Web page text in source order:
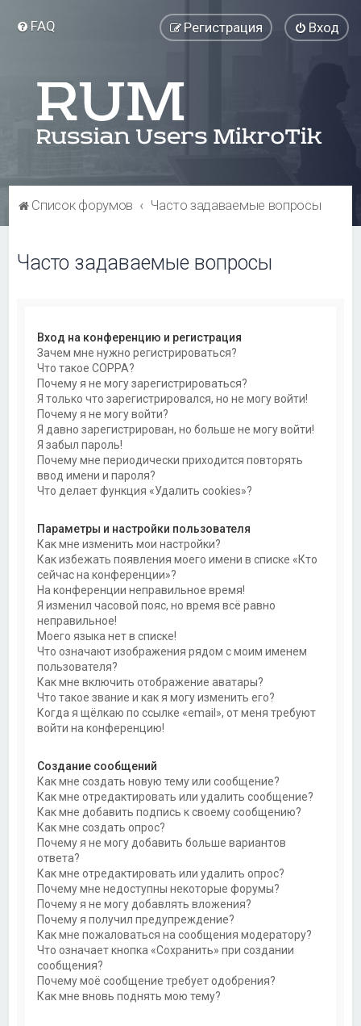
FAQ Вход
Регистрация
Список форумов Часто задаваемые вопросы
Часто задаваемые вопросы
Вход на конференцию и регистрация
Зачем мне нужно регистрироваться?
Что такое COPPA?
Почему я не могу зарегистрироваться?
Я только что зарегистрировался, но не могу войти!
Почему я не могу войти?
Я давно зарегистрирован, но больше не могу войти!
Я забыл пароль!
Почему мне периодически приходится повторять
ввод имени и пароля?
Что делает функция «Удалить cookies»?
Параметры и настройки пользователя
Как мне изменить мои настройки?
Как избежать появления моего имени в списке «Кто
сейчас на конференции»?
На конференции неправильное время!
Я изменил часовой пояс, но время всё равно
неправильное!
Моего языка нет в списке!
Что означают изображения рядом с моим именем
пользователя?
Как мне включить отображение аватары?
Что такое звание и как я могу изменить его?
Когда я щёлкаю по ссылке «email», от меня требуют
войти на конференцию!
Создание сообщений
Как мне создать новую тему или сообщение?
Как мне отредактировать или удалить сообщение?
Как мне добавить подпись к своему сообщению?
Как мне создать опрос?
Почему я не могу добавить больше вариантов
ответа?
Как мне отредактировать или удалить опрос?
Почему мне недоступны некоторые форумы?
Почему я не могу добавлять вложения?
Почему я получил предупреждение?
Как мне пожаловаться на сообщения модератору?
Что означает кнопка «Сохранить» при создании
сообщения?
Почему моё сообщение требует одобрения?
Как мне вновь поднять мою тему?